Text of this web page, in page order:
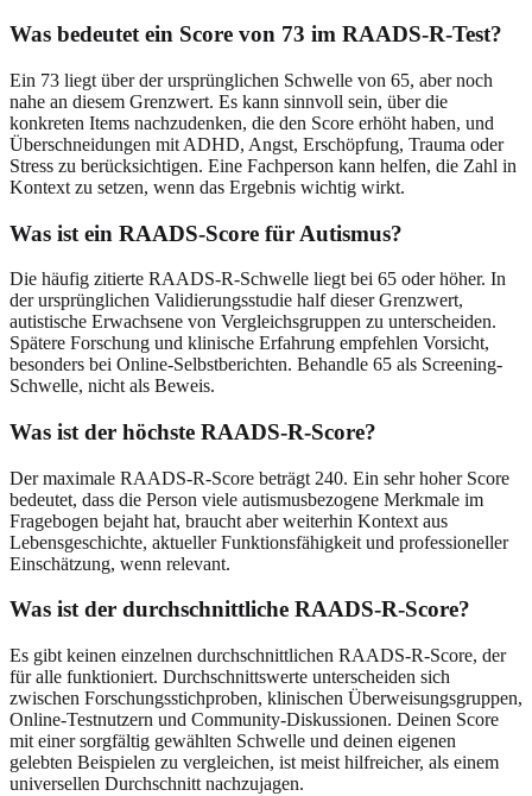
Was bedeutet ein Score von 73 im RAADS-R-Test?
Ein 73 liegt über der ursprünglichen Schwelle von 65, aber noch
nahe an diesem Grenzwert. Es kann sinnvoll sein, über die
konkreten Items nachzudenken, die den Score erhöht haben, und
Überschneidungen mit ADHD, Angst, Erschöpfung, Trauma oder
Stress zu berücksichtigen. Eine Fachperson kann helfen, die Zahl in
Kontext zu setzen, wenn das Ergebnis wichtig wirkt.
Was ist ein RAADS-Score für Autismus?
Die häufig zitierte RAADS-R-Schwelle liegt bei 65 oder höher. In
der ursprünglichen Validierungsstudie half dieser Grenzwert,
autistische Erwachsene von Vergleichsgruppen zu unterscheiden.
Spätere Forschung und klinische Erfahrung empfehlen Vorsicht,
besonders bei Online-Selbstberichten. Behandle 65 als Screening-
Schwelle, nicht als Beweis.
Was ist der höchste RAADS-R-Score?
Der maximale RAADS-R-Score beträgt 240. Ein sehr hoher Score
bedeutet, dass die Person viele autismusbezogene Merkmale im
Fragebogen bejaht hat, braucht aber weiterhin Kontext aus
Lebensgeschichte, aktueller Funktionsfähigkeit und professioneller
Einschätzung, wenn relevant.
Was ist der durchschnittliche RAADS-R-Score?
Es gibt keinen einzelnen durchschnittlichen RAADS-R-Score, der
für alle funktioniert. Durchschnittswerte unterscheiden sich
zwischen Forschungsstichproben, klinischen Überweisungsgruppen,
Online-Testnutzern und Community-Diskussionen. Deinen Score
mit einer sorgfältig gewählten Schwelle und deinen eigenen
gelebten Beispielen zu vergleichen, ist meist hilfreicher, als einem
universellen Durchschnitt nachzujagen.